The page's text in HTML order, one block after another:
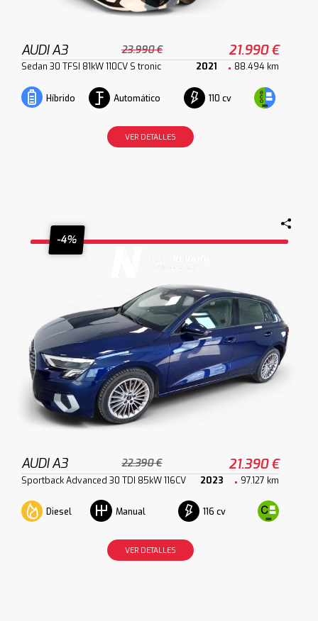
AUDI A3 23.990 € 21.990 €
Sedan 30 TFSI 81kW 110CV S tronic 2021 88.494 km
Híbrido Automático 110 cv
VER DETALLES
-4%
AUDI A3 22.390 € 21.390 €
Sportback Advanced 30 TDI 85kW 116CV 2023 97.127 km
Diesel Manual 116 cv
VER DETALLES